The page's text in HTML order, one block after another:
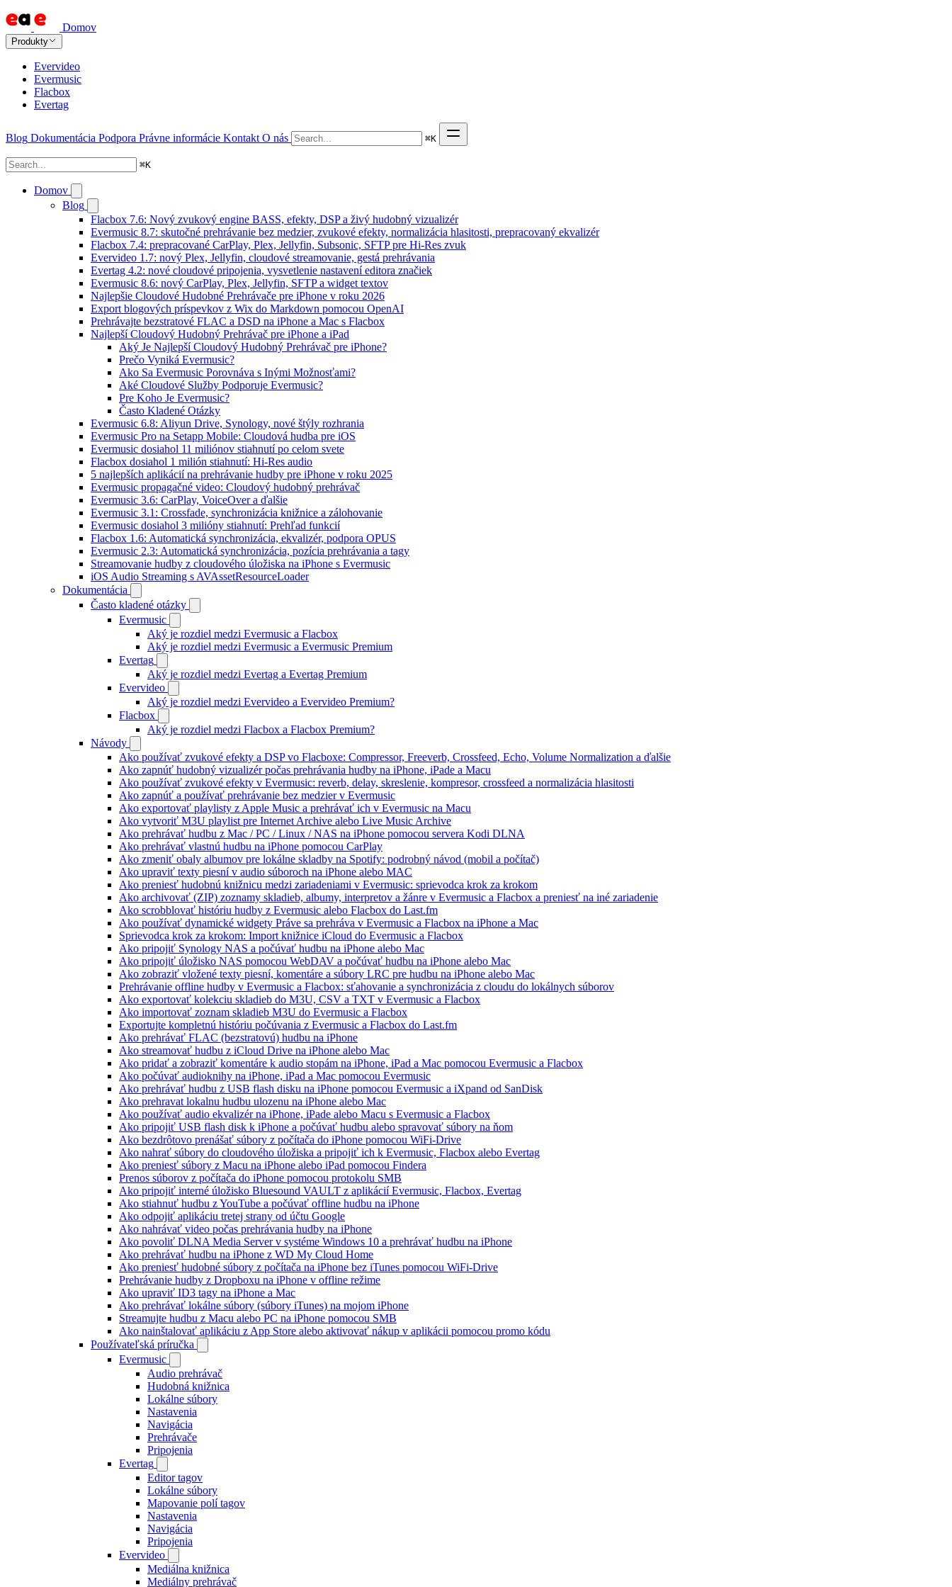
Domov
Produkty
Evervideo
Evermusic
Flacbox
Evertag
Blog Dokumentácia Podpora Právne informácie Kontakt O nás ⌘K
⌘K
Domov
Blog
Flacbox 7.6: Nový zvukový engine BASS, efekty, DSP a živý hudobný vizualizér
Evermusic 8.7: skutočné prehrávanie bez medzier, zvukové efekty, normalizácia hlasitosti, prepracovaný ekvalizér
Flacbox 7.4: prepracované CarPlay, Plex, Jellyfin, Subsonic, SFTP pre Hi-Res zvuk
Evervideo 1.7: nový Plex, Jellyfin, cloudové streamovanie, gestá prehrávania
Evertag 4.2: nové cloudové pripojenia, vysvetlenie nastavení editora značiek
Evermusic 8.6: nový CarPlay, Plex, Jellyfin, SFTP a widget textov
Najlepšie Cloudové Hudobné Prehrávače pre iPhone v roku 2026
Export blogových príspevkov z Wix do Markdown pomocou OpenAI
Prehrávajte bezstratové FLAC a DSD na iPhone a Mac s Flacbox
Najlepší Cloudový Hudobný Prehrávač pre iPhone a iPad
Aký Je Najlepší Cloudový Hudobný Prehrávač pre iPhone?
Prečo Vyniká Evermusic?
Ako Sa Evermusic Porovnáva s Inými Možnosťami?
Aké Cloudové Služby Podporuje Evermusic?
Pre Koho Je Evermusic?
Často Kladené Otázky
Evermusic 6.8: Aliyun Drive, Synology, nové štýly rozhrania
Evermusic Pro na Setapp Mobile: Cloudová hudba pre iOS
Evermusic dosiahol 11 miliónov stiahnutí po celom svete
Flacbox dosiahol 1 milión stiahnutí: Hi-Res audio
5 najlepších aplikácií na prehrávanie hudby pre iPhone v roku 2025
Evermusic propagačné video: Cloudový hudobný prehrávač
Evermusic 3.6: CarPlay, VoiceOver a ďalšie
Evermusic 3.1: Crossfade, synchronizácia knižnice a zálohovanie
Evermusic dosiahol 3 milióny stiahnutí: Prehľad funkcií
Flacbox 1.6: Automatická synchronizácia, ekvalizér, podpora OPUS
Evermusic 2.3: Automatická synchronizácia, pozícia prehrávania a tagy
Streamovanie hudby z cloudového úložiska na iPhone s Evermusic
iOS Audio Streaming s AVAssetResourceLoader
Dokumentácia
Často kladené otázky
Evermusic
Aký je rozdiel medzi Evermusic a Flacbox
Aký je rozdiel medzi Evermusic a Evermusic Premium
Evertag
Aký je rozdiel medzi Evertag a Evertag Premium
Evervideo
Aký je rozdiel medzi Evervideo a Evervideo Premium?
Flacbox
Aký je rozdiel medzi Flacbox a Flacbox Premium?
Návody
Ako používať zvukové efekty a DSP vo Flacboxe: Compressor, Freeverb, Crossfeed, Echo, Volume Normalization a ďalšie
Ako zapnúť hudobný vizualizér počas prehrávania hudby na iPhone, iPade a Macu
Ako používať zvukové efekty v Evermusic: reverb, delay, skreslenie, kompresor, crossfeed a normalizácia hlasitosti
Ako zapnúť a používať prehrávanie bez medzier v Evermusic
Ako exportovať playlisty z Apple Music a prehrávať ich v Evermusic na Macu
Ako vytvoriť M3U playlist pre Internet Archive alebo Live Music Archive
Ako prehrávať hudbu z Mac / PC / Linux / NAS na iPhone pomocou servera Kodi DLNA
Ako prehrávať vlastnú hudbu na iPhone pomocou CarPlay
Ako zmeniť obaly albumov pre lokálne skladby na Spotify: podrobný návod (mobil a počítač)
Ako upraviť texty piesní v audio súboroch na iPhone alebo MAC
Ako preniesť hudobnú knižnicu medzi zariadeniami v Evermusic: sprievodca krok za krokom
Ako archivovať (ZIP) zoznamy skladieb, albumy, interpretov a žánre v Evermusic a Flacbox a preniesť na iné zariadenie
Ako scrobblovať históriu hudby z Evermusic alebo Flacbox do Last.fm
Ako používať dynamické widgety Práve sa prehráva v Evermusic a Flacbox na iPhone a Mac
Sprievodca krok za krokom: Import knižnice iCloud do Evermusic a Flacbox
Ako pripojiť Synology NAS a počúvať hudbu na iPhone alebo Mac
Ako pripojiť úložisko NAS pomocou WebDAV a počúvať hudbu na iPhone alebo Mac
Ako zobraziť vložené texty piesní, komentáre a súbory LRC pre hudbu na iPhone alebo Mac
Prehrávanie offline hudby v Evermusic a Flacbox: sťahovanie a synchronizácia z cloudu do lokálnych súborov
Ako exportovať kolekciu skladieb do M3U, CSV a TXT v Evermusic a Flacbox
Ako importovať zoznam skladieb M3U do Evermusic a Flacbox
Exportujte kompletnú históriu počúvania z Evermusic a Flacbox do Last.fm
Ako prehrávať FLAC (bezstratovú) hudbu na iPhone
Ako streamovať hudbu z iCloud Drive na iPhone alebo Mac
Ako pridať a zobraziť komentáre k audio stopám na iPhone, iPad a Mac pomocou Evermusic a Flacbox
Ako počúvať audioknihy na iPhone, iPad a Mac pomocou Evermusic
Ako prehrávať hudbu z USB flash disku na iPhone pomocou Evermusic a iXpand od SanDisk
Ako prehravat lokalnu hudbu ulozenu na iPhone alebo Mac
Ako používať audio ekvalizér na iPhone, iPade alebo Macu s Evermusic a Flacbox
Ako pripojiť USB flash disk k iPhone a počúvať hudbu alebo spravovať súbory na ňom
Ako bezdrôtovo prenášať súbory z počítača do iPhone pomocou WiFi-Drive
Ako nahrať súbory do cloudového úložiska a pripojiť ich k Evermusic, Flacbox alebo Evertag
Ako preniesť súbory z Macu na iPhone alebo iPad pomocou Findera
Prenos súborov z počítača do iPhone pomocou protokolu SMB
Ako pripojiť interné úložisko Bluesound VAULT z aplikácií Evermusic, Flacbox, Evertag
Ako stiahnuť hudbu z YouTube a počúvať offline hudbu na iPhone
Ako odpojiť aplikáciu tretej strany od účtu Google
Ako nahrávať video počas prehrávania hudby na iPhone
Ako povoliť DLNA Media Server v systéme Windows 10 a prehrávať hudbu na iPhone
Ako prehrávať hudbu na iPhone z WD My Cloud Home
Ako preniesť hudobné súbory z počítača na iPhone bez iTunes pomocou WiFi-Drive
Prehrávanie hudby z Dropboxu na iPhone v offline režime
Ako upraviť ID3 tagy na iPhone a Mac
Ako prehrávať lokálne súbory (súbory iTunes) na mojom iPhone
Streamujte hudbu z Macu alebo PC na iPhone pomocou SMB
Ako nainštalovať aplikáciu z App Store alebo aktivovať nákup v aplikácii pomocou promo kódu
Používateľská príručka
Evermusic
Audio prehrávač
Hudobná knižnica
Lokálne súbory
Nastavenia
Navigácia
Prehrávače
Pripojenia
Evertag
Editor tagov
Lokálne súbory
Mapovanie polí tagov
Nastavenia
Navigácia
Pripojenia
Evervideo
Mediálna knižnica
Mediálny prehrávač